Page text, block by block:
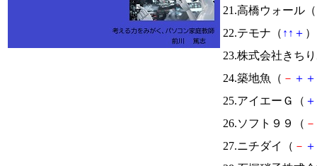
21.高橋ウォール（
22.テモナ（ ↑ ↑ ＋
23.株式会社きち
24.築地魚（ － ＋ ＋
25.アイエーＧ（ ＋
26.ソフト９９（ －
27.ニチダイ（ － ＋